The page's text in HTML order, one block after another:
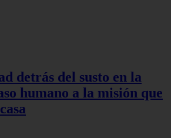
detrás del susto en la
humano a la misión que